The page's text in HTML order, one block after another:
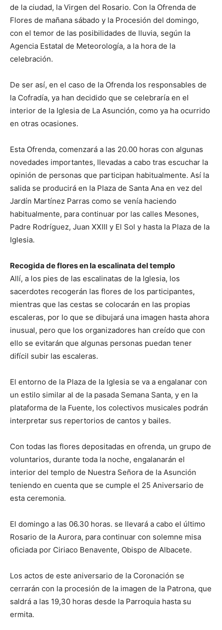
de la ciudad, la Virgen del Rosario. Con la Ofrenda de
Flores de mañana sábado y la Procesión del domingo,
con el temor de las posibilidades de lluvia, según la
Agencia Estatal de Meteorología, a la hora de la
celebración.
De ser así, en el caso de la Ofrenda los responsables de
la Cofradía, ya han decidido que se celebraría en el
interior de la Iglesia de La Asunción, como ya ha ocurrido
en otras ocasiones.
Esta Ofrenda, comenzará a las 20.00 horas con algunas
novedades importantes, llevadas a cabo tras escuchar la
opinión de personas que participan habitualmente. Así la
salida se producirá en la Plaza de Santa Ana en vez del
Jardín Martínez Parras como se venía haciendo
habitualmente, para continuar por las calles Mesones,
Padre Rodríguez, Juan XXIII y El Sol y hasta la Plaza de la
Iglesia.
Recogida de flores en la escalinata del templo
Allí, a los pies de las escalinatas de la Iglesia, los
sacerdotes recogerán las flores de los participantes,
mientras que las cestas se colocarán en las propias
escaleras, por lo que se dibujará una imagen hasta ahora
inusual, pero que los organizadores han creído que con
ello se evitarán que algunas personas puedan tener
difícil subir las escaleras.
El entorno de la Plaza de la Iglesia se va a engalanar con
un estilo similar al de la pasada Semana Santa, y en la
plataforma de la Fuente, los colectivos musicales podrán
interpretar sus repertorios de cantos y bailes.
Con todas las flores depositadas en ofrenda, un grupo de
voluntarios, durante toda la noche, engalanarán el
interior del templo de Nuestra Señora de la Asunción
teniendo en cuenta que se cumple el 25 Aniversario de
esta ceremonia.
El domingo a las 06.30 horas. se llevará a cabo el último
Rosario de la Aurora, para continuar con solemne misa
oficiada por Ciriaco Benavente, Obispo de Albacete.
Los actos de este aniversario de la Coronación se
cerrarán con la procesión de la imagen de la Patrona, que
saldrá a las 19,30 horas desde la Parroquia hasta su
ermita.